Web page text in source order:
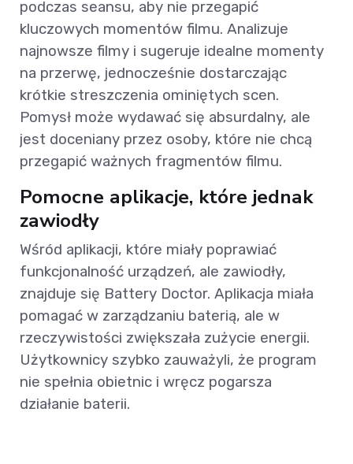
podczas seansu, aby nie przegapić
kluczowych momentów filmu. Analizuje
najnowsze filmy i sugeruje idealne momenty
na przerwę, jednocześnie dostarczając
krótkie streszczenia ominiętych scen.
Pomysł może wydawać się absurdalny, ale
jest doceniany przez osoby, które nie chcą
przegapić ważnych fragmentów filmu.
Pomocne aplikacje, które jednak
zawiodły
Wśród aplikacji, które miały poprawiać
funkcjonalność urządzeń, ale zawiodły,
znajduje się Battery Doctor. Aplikacja miała
pomagać w zarządzaniu baterią, ale w
rzeczywistości zwiększała zużycie energii.
Użytkownicy szybko zauważyli, że program
nie spełnia obietnic i wręcz pogarsza
działanie baterii.